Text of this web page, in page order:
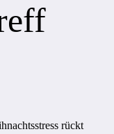
rückt